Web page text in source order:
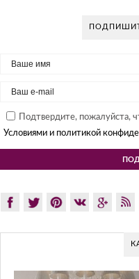
Подтвердите, пожалуйста,
Условиями и политикой